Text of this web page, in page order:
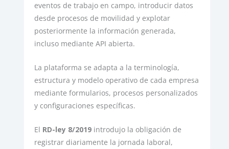
eventos de trabajo en campo, introducir datos
desde procesos de movilidad y explotar
posteriormente la información generada,
incluso mediante API abierta.
La plataforma se adapta a la terminología,
estructura y modelo operativo de cada empresa
mediante formularios, procesos personalizados
y configuraciones específicas.
El RD-ley 8/2019 introdujo la obligación de
registrar diariamente la jornada laboral,